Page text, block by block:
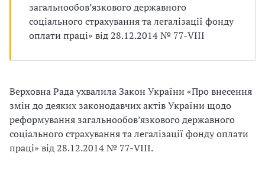
загальнообов’язкового державного
соціального страхування та легалізації фонду
оплати праці» від 28.12.2014 № 77-VIII
Верховна Рада ухвалила Закон України «Про внесення
змін до деяких законодавчих актів України щодо
реформування загальнообов’язкового державного
соціального страхування та легалізації фонду оплати
праці» від 28.12.2014 № 77-VIII.
и
У
О
П